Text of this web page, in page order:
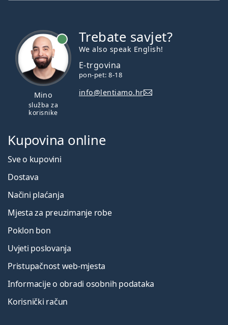
Mino
služba za
korisnike
Trebate savjet?
We also speak English!
E-trgovina
pon-pet: 8-18
info@lentiamo.hr
Kupovina online
Sve o kupovini
Dostava
Načini plaćanja
Mjesta za preuzimanje robe
Poklon bon
Uvjeti poslovanja
Pristupačnost web-mjesta
Informacije o obradi osobnih podataka
Korisnički račun